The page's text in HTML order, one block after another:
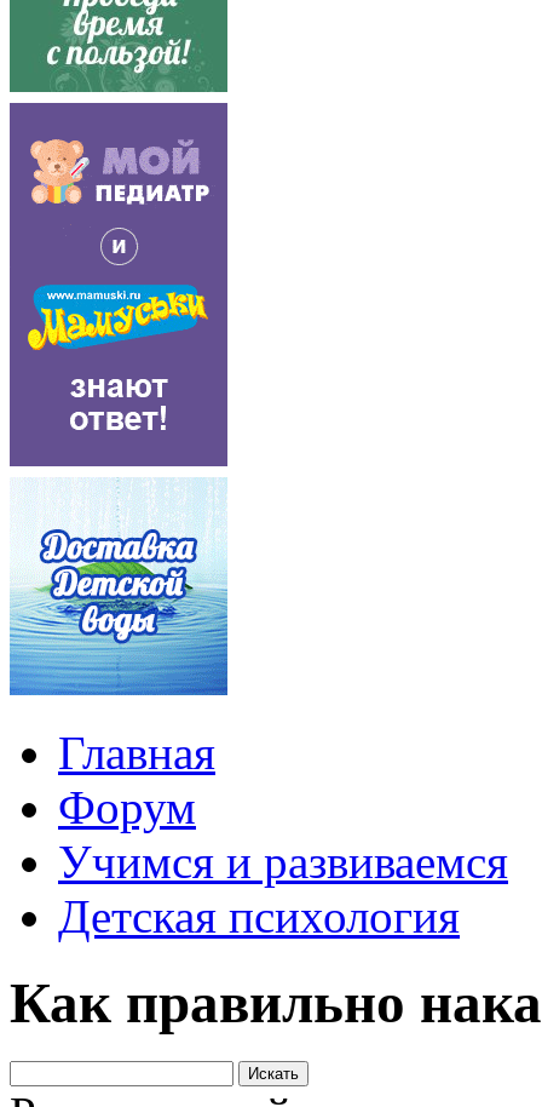
Главная
Форум
Учимся и развиваемся
Детская психология
Как правильно